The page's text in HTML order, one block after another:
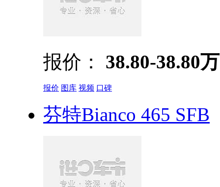
报价： 38.80-38.80万
报价 图库 视频 口碑
芬特Bianco 465 SFB